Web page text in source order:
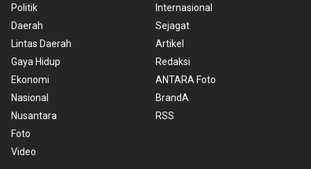
Politik
Daerah
Lintas Daerah
Gaya Hidup
Ekonomi
Nasional
Nusantara
Foto
Video
Internasional
Sejagat
Artikel
Redaksi
ANTARA Foto
BrandA
RSS